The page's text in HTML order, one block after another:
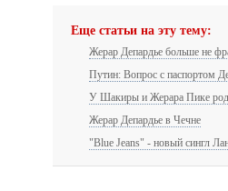
Еще статьи на эту тему:
Жерар Депардье больше не
Путин: Вопрос с паспортом
У Шакиры и Жерара Пике
Жерар Депардье в Чечне
"Blue Jeans" - новый сингл